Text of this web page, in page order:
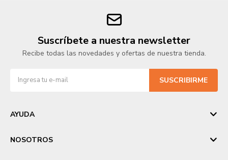
Suscríbete a nuestra newsletter
Recibe todas las novedades y ofertas de nuestra tienda.
SUSCRIBIRME
AYUDA
NOSOTROS